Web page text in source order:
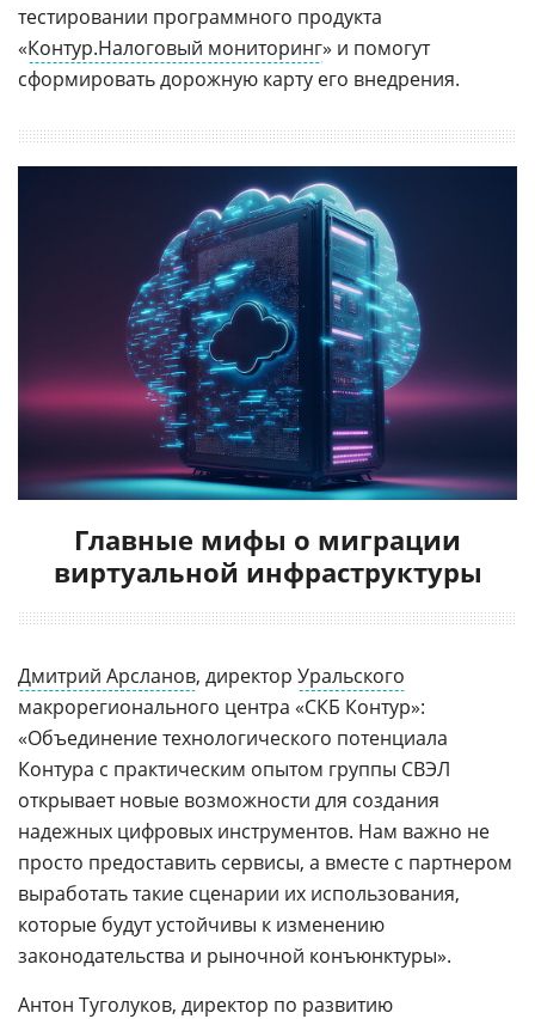
тестировании программного продукта
«Контур.Налоговый мониторинг» и помогут
сформировать дорожную карту его внедрения.
Главные мифы о миграции
виртуальной инфраструктуры
Дмитрий Арсланов, директор Уральского
макрорегионального центра «СКБ Контур»:
«Объединение технологического потенциала
Контура с практическим опытом группы СВЭЛ
открывает новые возможности для создания
надежных цифровых инструментов. Нам важно не
просто предоставить сервисы, а вместе с партнером
выработать такие сценарии их использования,
которые будут устойчивы к изменению
законодательства и рыночной конъюнктуры».
Антон Туголуков, директор по развитию